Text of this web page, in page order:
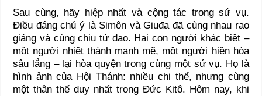
Sau cùng, hãy hiệp nhất và cộng tác trong sứ vụ.
Điều đáng chú ý là Simôn và Giuđa đã cùng nhau rao
giảng và cùng chịu tử đạo. Hai con người khác biệt –
một người nhiệt thành mạnh mẽ, một người hiền hòa
sâu lắng – lại hòa quyện trong cùng một sứ vụ. Họ là
hình ảnh của Hội Thánh: nhiều chi thể, nhưng cùng
một thân thể duy nhất trong Đức Kitô. Hôm nay, khi